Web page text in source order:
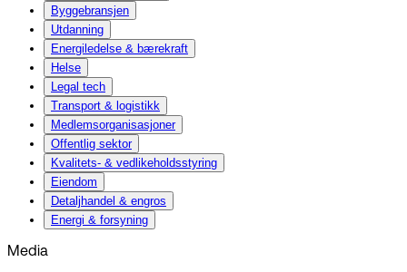
Byggebransjen
Utdanning
Energiledelse & bærekraft
Helse
Legal tech
Transport & logistikk
Medlemsorganisasjoner
Offentlig sektor
Kvalitets- & vedlikeholdsstyring
Eiendom
Detaljhandel & engros
Energi & forsyning
Media